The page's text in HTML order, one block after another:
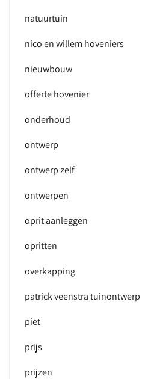
natuurtuin
nico en willem hoveniers
nieuwbouw
offerte hovenier
onderhoud
ontwerp
ontwerp zelf
ontwerpen
oprit aanleggen
opritten
overkapping
patrick veenstra tuinontwerp
piet
prijs
prijzen